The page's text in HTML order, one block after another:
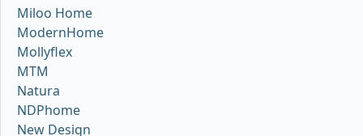
Miloo Home
ModernHome
Mollyflex
MTM
Natura
NDPhome
New Design